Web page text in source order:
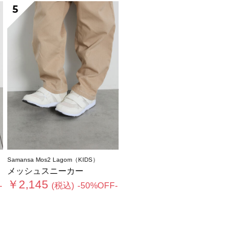
5
Samansa Mos2 Lagom（KIDS）
メッシュスニーカー
￥2,145 (税込) -50%OFF-